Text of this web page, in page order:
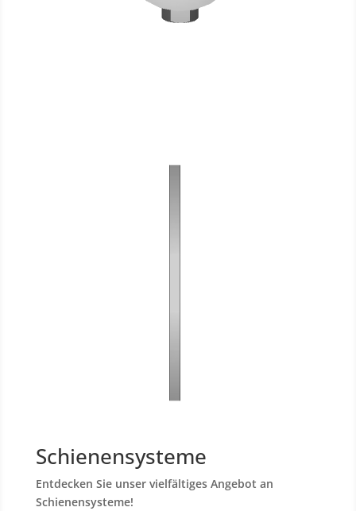
Schienensysteme
Entdecken Sie unser vielfältiges Angebot an
Schienensysteme!